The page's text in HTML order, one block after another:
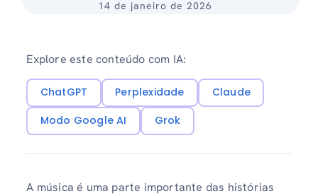
14 de janeiro de 2026
Explore este conteúdo com IA:
ChatGPT Perplexidade
Claude
Modo Google AI
Grok
A música é uma parte importante das histórias